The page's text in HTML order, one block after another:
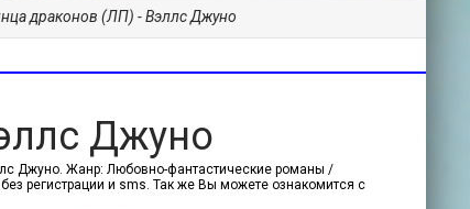
драконов (ЛП) - Вэллс Джуно
Джуно
Джуно. Жанр: Любовно-фантастические романы /
регистрации и sms. Так же Вы можете ознакомится с